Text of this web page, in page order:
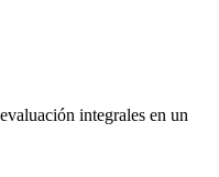
integrales en un